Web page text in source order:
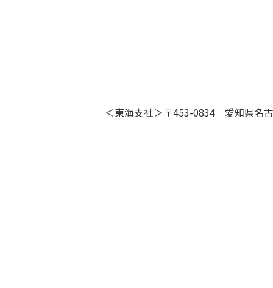
＜東海支社＞〒453-0834 愛知県名